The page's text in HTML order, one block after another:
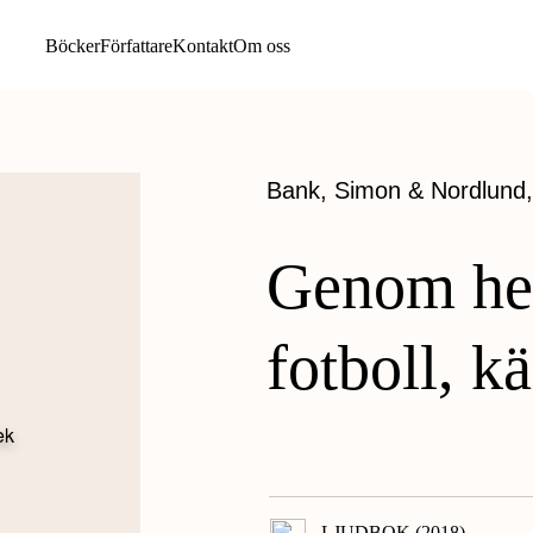
BöckerFörfattareKontaktOm oss
Bank, Simon &
Genom
fotboll,